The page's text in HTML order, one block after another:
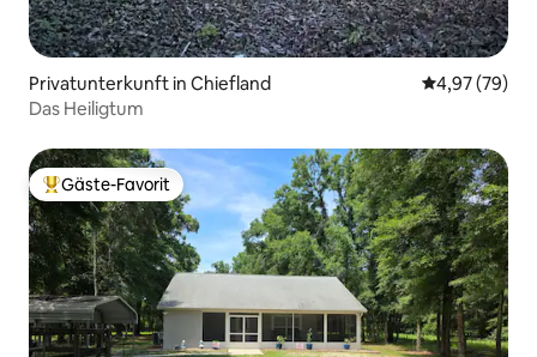
Privatunterkunft in Chiefland
4,97 (79)
Das Heiligtum
Beliebter Gäste-Favorit.
Gäste-Favorit